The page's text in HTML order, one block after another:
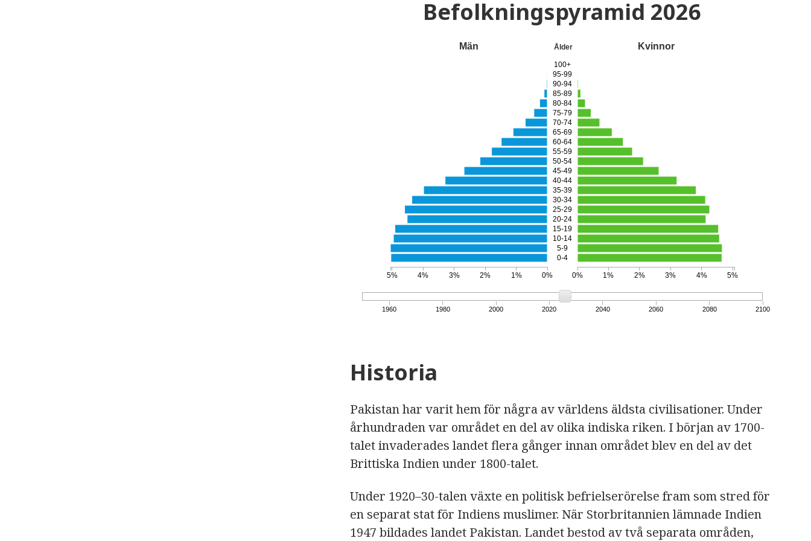
Befolkningspyramid 2026
Män Ålder
0-4
5-9
10-14
15-19
20-24
25-29
30-34
35-39
40-44
45-49
50-54
55-59
60-64
65-69
70-74
75-79
80-84
85-89
90-94
95-99
100+
Kvinnor
0%
1%
2%
3%
4%
5% 0% 1% 2% 3% 4% 5%
1960 1980 2000 2020 2040 2060 2080 2100
Historia
Pakistan har varit hem för några av världens äldsta civilisationer. Under
århundraden var området en del av olika indiska riken. I början av 1700-
talet invaderades landet flera gånger innan området blev en del av det
Brittiska Indien under 1800-talet.
Under 1920–30-talen växte en politisk befrielserörelse fram som stred för
en separat stat för Indiens muslimer. När Storbritannien lämnade Indien
1947 bildades landet Pakistan. Landet bestod av två separata områden,